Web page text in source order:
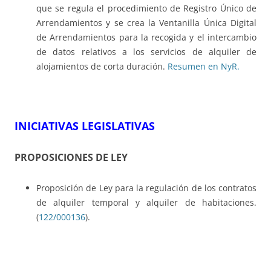
que se regula el procedimiento de Registro Único de
Arrendamientos y se crea la Ventanilla Única Digital
de Arrendamientos para la recogida y el intercambio
de datos relativos a los servicios de alquiler de
alojamientos de corta duración. Resumen en NyR.
INICIATIVAS LEGISLATIVAS
PROPOSICIONES DE LEY
Proposición de Ley para la regulación de los contratos
de alquiler temporal y alquiler de habitaciones.
(122/000136).